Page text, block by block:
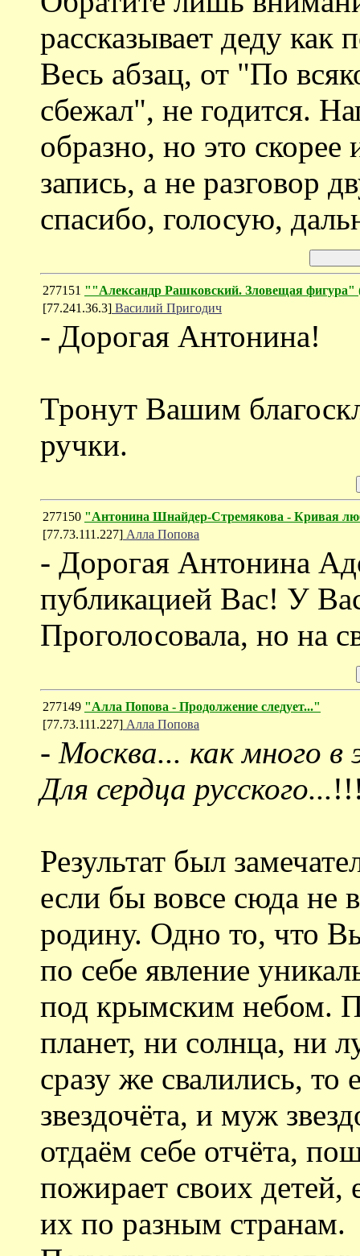
рассказывает деду
Весь абзац, от "По
сбежал", не годится.
образно, но это
запись, а не разговор
спасибо, голосую,
277151 ""Александр Рашковский. Зловещая
[77.241.36.3] Василий Пригодич
- Дорогая Антонина!
Тронут Вашим
ручки.
277150 "Антонина Шнайдер-Стремякова - Кривая
[77.73.111.227] Алла Попова
- Дорогая Антонина
публикацией Вас! У
Проголосовала, но на
277149 "Алла Попова - Продолжение следует..."
[77.73.111.227] Алла Попова
- Москва... как много в
Для сердца русского...
Результат был
если бы вовсе сюда не
родину. Одно то, что
по себе явление
под крымским небом.
планет, ни солнца, ни
сразу же свалились, то
звездочёта, и муж
отдаём себе отчёта,
пожирает своих детей,
их по разным странам.